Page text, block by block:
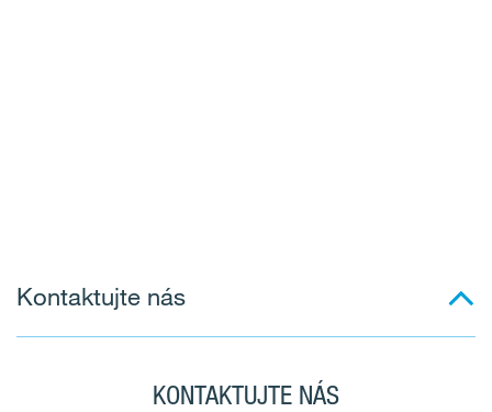
Kontaktujte nás
KONTAKTUJTE NÁS